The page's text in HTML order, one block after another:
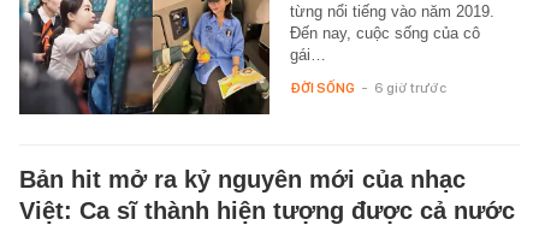
từng nổi tiếng vào năm 2019.
Đến nay, cuộc sống của cô
gái…
ĐỜI SỐNG - 6 giờ trước
Bản hit mở ra kỷ nguyên mới của nhạc
Việt: Ca sĩ thành hiện tượng được cả nước